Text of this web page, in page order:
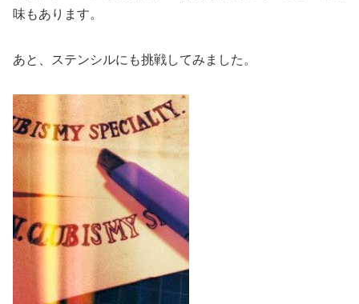
味もあります。
あと、ステンシルにも挑戦してみました。